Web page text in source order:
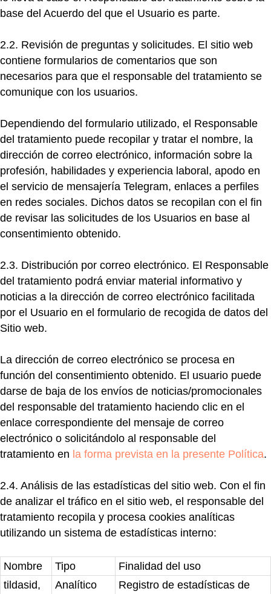
base del Acuerdo del que el Usuario es parte.
2.2. Revisión de preguntas y solicitudes. El sitio web
contiene formularios de comentarios que son
necesarios para que el responsable del tratamiento se
comunique con los usuarios.
Dependiendo del formulario utilizado, el Responsable
del tratamiento puede recopilar y tratar el nombre, la
dirección de correo electrónico, información sobre la
profesión, habilidades y experiencia laboral, apodo en
el servicio de mensajería Telegram, enlaces a perfiles
en redes sociales. Dichos datos se recopilan con el fin
de revisar las solicitudes de los Usuarios en base al
consentimiento obtenido.
2.3. Distribución por correo electrónico. El Responsable
del tratamiento podrá enviar material informativo y
noticias a la dirección de correo electrónico facilitada
por el Usuario en el formulario de recogida de datos del
Sitio web.
La dirección de correo electrónico se procesa en
función del consentimiento obtenido. El usuario puede
darse de baja de los envíos de noticias/promocionales
del responsable del tratamiento haciendo clic en el
enlace correspondiente del mensaje de correo
electrónico o solicitándolo al responsable del
tratamiento en la forma prevista en la presente Política.
2.4. Análisis de las estadísticas del sitio web. Con el fin
de analizar el tráfico en el sitio web, el responsable del
tratamiento recopila y procesa cookies analíticas
utilizando un sistema de estadísticas interno:
Nombre Tipo
Finalidad del uso
tildasid,
Analítico
Registro de estadísticas de